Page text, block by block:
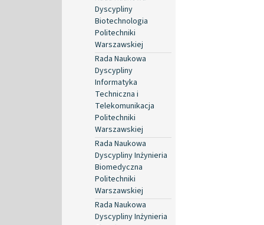
Dyscypliny
Biotechnologia
Politechniki
Warszawskiej
Rada Naukowa
Dyscypliny
Informatyka
Techniczna i
Telekomunikacja
Politechniki
Warszawskiej
Rada Naukowa
Dyscypliny Inżynieria
Biomedyczna
Politechniki
Warszawskiej
Rada Naukowa
Dyscypliny Inżynieria